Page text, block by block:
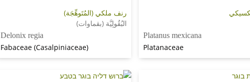
Platanus mexicana
Platanaceae
رنف ملكي (المُتَوهِّجَة)
البُقُولِيَّة (بقماوات)
Delonix regia
Fabaceae (Casalpiniaceae)